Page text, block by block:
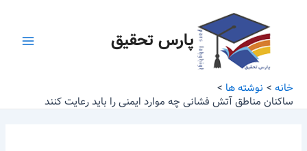
پارس تحقیق
خانه
نوشته ها
ساکنان مناطق آتش فشانی چه موارد ایمنی را باید رعایت کنند